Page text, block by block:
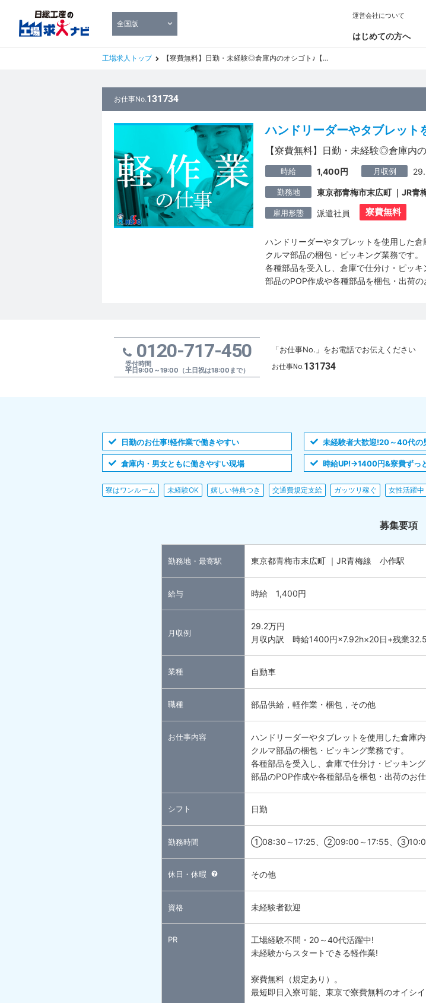
全国版
はじめての方へ
運営会社について
工場求人トップ 【寮費無料】日勤・未経験◎倉庫内のオシゴト♪【東京都】
お仕事No.131734
ハンドリーダーやタブレット
【寮費無料】日勤・未経験◎倉庫内
時給 1,400円 月収例
勤務地 東京都青梅市末広町 ｜JR
雇用形態 派遣社員 寮費無料
ハンドリーダーやタブレットを使用した倉
クルマ部品の梱包・ピッキング業務です。
各種部品を受入し、倉庫で仕分け・ピッキ
部品のPOP作成や各種部品を梱包・出荷の
0120-717-450
受付時間
平日9:00～19:00（土日祝は18:00まで）
「お仕事No.」をお電話でお伝えください
お仕事No. 131734
日勤のお仕事!軽作業で働きやすい 未経験者大歓迎!20～40代の
倉庫内・男女ともに働きやすい現場 時給UP!→1400円&寮費ずっ
寮はワンルーム 未経験OK 嬉しい特典つき 交通費規定支給 ガッツリ稼ぐ 女性活躍中
募集要項
勤務地・最寄駅 東京都青梅市末広町 ｜JR青梅線 小作駅
給与 時給 1,400円
月収例
29.2万円
月収内訳 時給1400円×7.92h×20日+残業
業種 自動車
職種 部品供給，軽作業・梱包，その他
お仕事内容
ハンドリーダーやタブレットを使用した倉庫
クルマ部品の梱包・ピッキング業務です。
各種部品を受入し、倉庫で仕分け・ピッキング
部品のPOP作成や各種部品を梱包・出荷のお仕
シフト 日勤
勤務時間 ①08:30～17:25、②09:00～17:55、
休日・休暇 その他
資格 未経験者歓迎
PR
工場経験不問・20～40代活躍中!
未経験からスタートできる軽作業!
寮費無料（規定あり）。
最短即日入寮可能、東京で寮費無料のオイシ